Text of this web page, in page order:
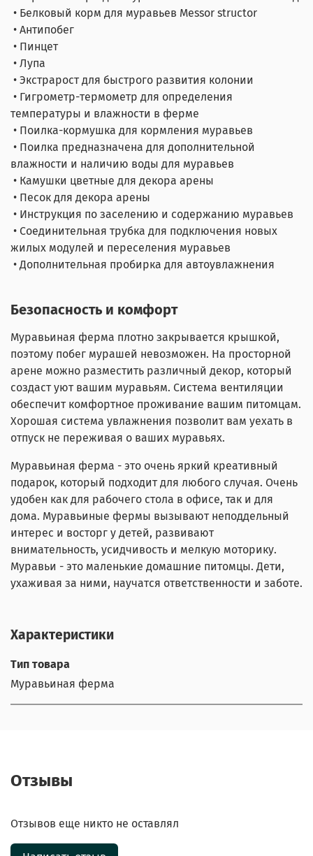
• Белковый корм для муравьев Messor structor
• Антипобег
• Пинцет
• Лупа
• Экстрарост для быстрого развития колонии
• Гигрометр-термометр для определения
температуры и влажности в ферме
• Поилка-кормушка для кормления муравьев
• Поилка предназначена для дополнительной
влажности и наличию воды для муравьев
• Камушки цветные для декора арены
• Песок для декора арены
• Инструкция по заселению и содержанию муравьев
• Соединительная трубка для подключения новых
жилых модулей и переселения муравьев
• Дополнительная пробирка для автоувлажнения
Безопасность и комфорт
Муравьиная ферма плотно закрывается крышкой,
поэтому побег мурашей невозможен. На просторной
арене можно разместить различный декор, который
создаст уют вашим муравьям. Система вентиляции
обеспечит комфортное проживание вашим питомцам.
Хорошая система увлажнения позволит вам уехать в
отпуск не переживая о ваших муравьях.
Муравьиная ферма - это очень яркий креативный
подарок, который подходит для любого случая. Очень
удобен как для рабочего стола в офисе, так и для
дома. Муравьиные фермы вызывают неподдельный
интерес и восторг у детей, развивают
внимательность, усидчивость и мелкую моторику.
Муравьи - это маленькие домашние питомцы. Дети,
ухаживая за ними, научатся ответственности и заботе.
Характеристики
Тип товара
Муравьиная ферма
Отзывы
Отзывов еще никто не оставлял